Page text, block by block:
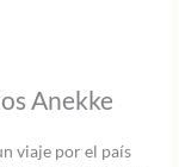
Anekke
viaje por el país